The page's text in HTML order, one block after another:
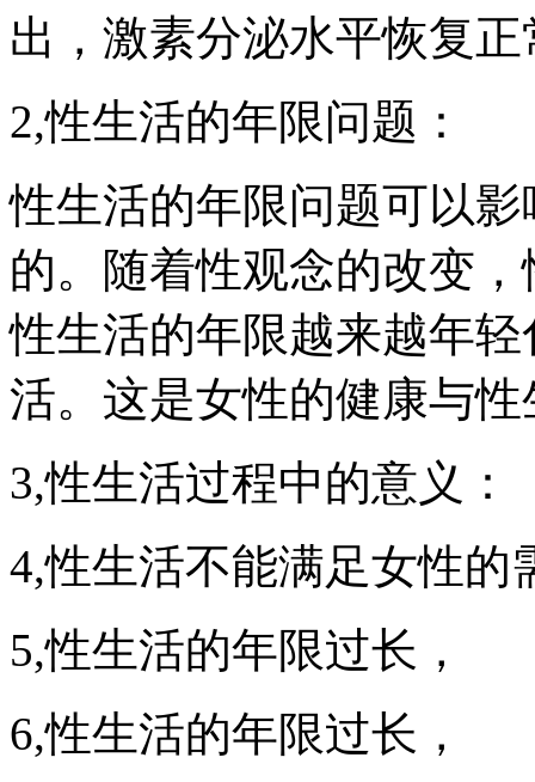
出，激素分泌水平恢复正
2,性生活的年限问题：
性生活的年限问题可以
的。随着性观念的改变
性生活的年限越来越年
活。这是女性的健康与
3,性生活过程中的意义：
4,性生活不能满足女性的
5,性生活的年限过长，
6,性生活的年限过长，